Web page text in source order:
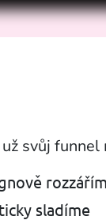
svůj
sladíme